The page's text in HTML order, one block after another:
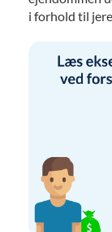
i forhold til